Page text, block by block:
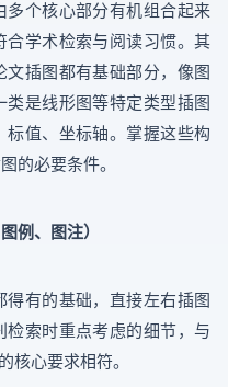
个核心部分有机组合起来
合学术检索与阅读习惯。其
插图都有基础部分，像图
是线形图等特定类型插图
值、坐标轴。掌握这些构
的必要条件。
例、图注）
有的基础，直接左右插图
索时重点考虑的细节，与
核心要求相符。